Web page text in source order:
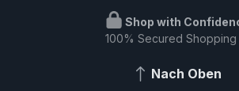
Shop with
100% Secured Shopping
Nach Oben